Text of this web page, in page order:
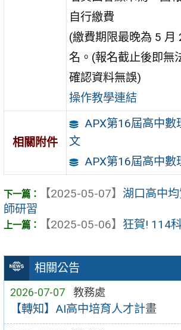
相關公告
2026-07-07 教務處
【轉知】AI高中培育人才計畫
自行繳費
(繳費期限最晚為 5
名。(報名截止後即無
確認資料無誤)
操作教學連結
相關附件
APX第16屆高中數
文
APX第16屆高中數
【2025-05-07】 湖口高中
師研習
【2025-05-06】 狂賀! 114